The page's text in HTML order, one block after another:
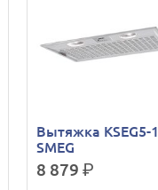
Вытяжка KSEG5-1
SMEG
8 879 р.